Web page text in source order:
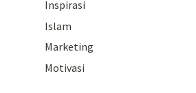
Inspirasi
Islam
Marketing
Motivasi